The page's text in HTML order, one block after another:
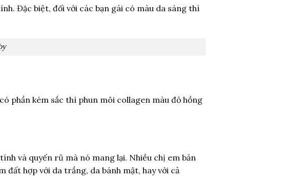
Đặc biệt, đối với các bạn gái có màu da sáng thì
phần kém sắc thì phun môi collagen màu đỏ hồng
và quyến rũ mà nó mang lại. Nhiều chị em băn
đất hợp với da trắng, da bánh mật, hay với cả